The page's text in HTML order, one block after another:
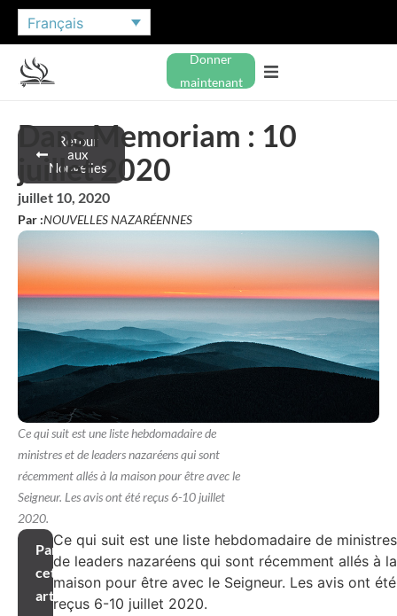
Français
Donner
maintenant
Retour
aux
Nouvelles
Dans Memoriam : 10
juillet 2020
juillet 10, 2020
Par :NOUVELLES NAZARÉENNES
Ce qui suit est une liste hebdomadaire de
ministres et de leaders nazaréens qui sont
récemment allés à la maison pour être avec le
Seigneur. Les avis ont été reçus 6-10 juillet
2020.
Partager
cet
article
Ce qui suit est une liste hebdomadaire de
de leaders nazaréens qui sont récemment allés à la
maison pour être avec le Seigneur. Les avis ont été
reçus 6-10 juillet 2020.